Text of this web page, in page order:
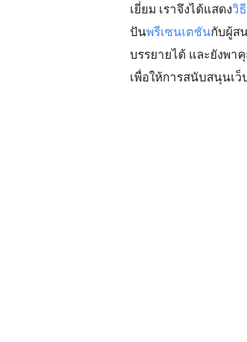
เยี่ยม เราจึงได้แสดงวิ
ปันพรีเซนเตชันกับผู้ส
บรรยายได้ และยังพา
เพื่อให้การสนับสนุนเว็